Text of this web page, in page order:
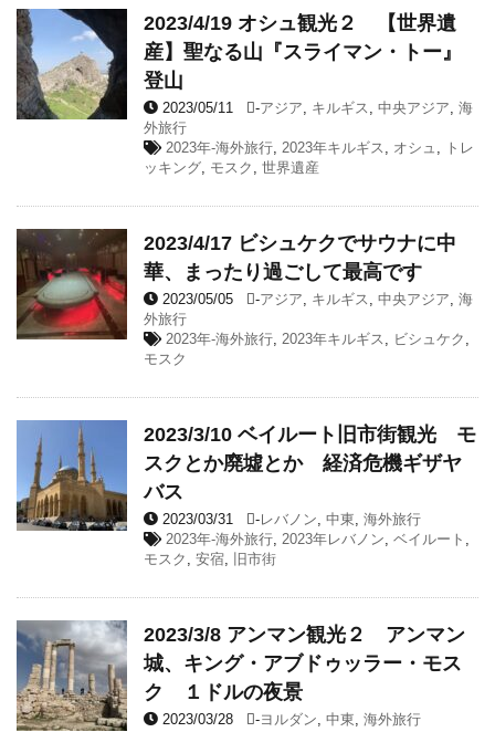
2023/4/19 オシュ観光２ 【世界遺
産】聖なる山『スライマン・トー』
登山
2023/05/11 -アジア, キルギス , 中央アジア, 海
外旅行
2023年-海外旅行, 2023年キルギス , オシュ ,
トレ
ッキング, モスク , 世界遺産
2023/4/17 ビシュケクでサウナに中
華、まったり過ごして最高です
2023/05/05 -アジア, キルギス , 中央アジア, 海
外旅行
2023年-海外旅行, 2023年キルギス , ビシュケク ,
モスク
2023/3/10 ベイルート旧市街観光 モ
スクとか廃墟とか 経済危機ギザヤ
バス
2023/03/31 -レバノン, 中東, 海外旅行
2023年-海外旅行, 2023年レバノン, ベイルート ,
モスク , 安宿, 旧市街
2023/3/8 アンマン観光２ アンマン
城、キング・アブドゥッラー・モス
ク １ドルの夜景
2023/03/28 -ヨルダン, 中東, 海外旅行